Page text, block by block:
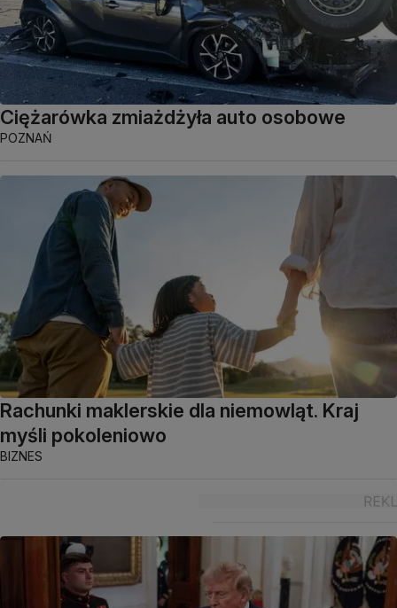
Ciężarówka zmiażdżyła auto osobowe
POZNAŃ
Rachunki maklerskie dla niemowląt. Kraj
myśli pokoleniowo
BIZNES